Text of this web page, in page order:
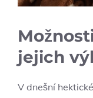
jejich
V dnešní